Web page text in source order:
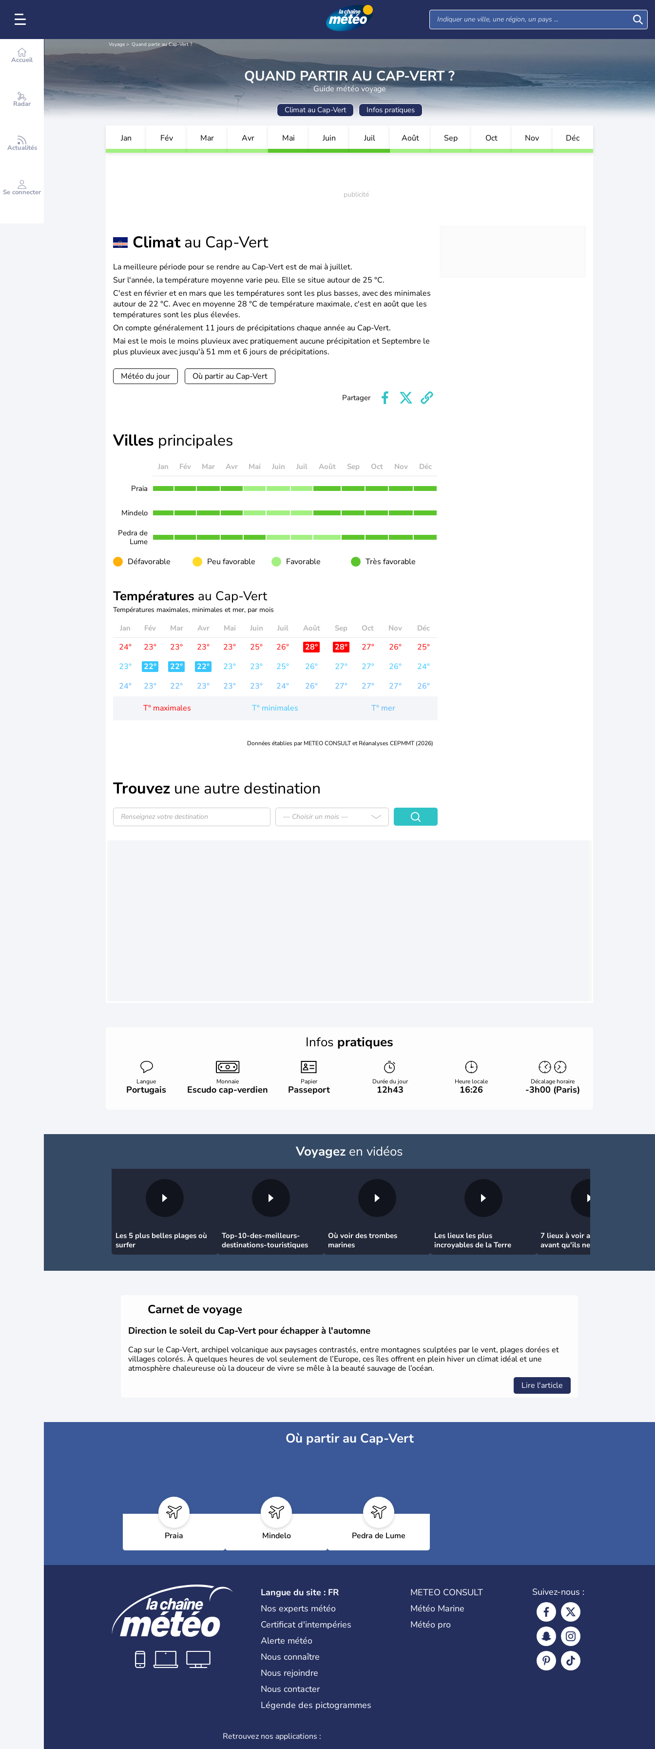
Accueil
Radar
Actualités
Se connecter
Voyage Quand partir au Cap-Vert ?
QUAND PARTIR AU CAP-VERT ?
Guide météo voyage
Climat au Cap-Vert Infos pratiques
Jan Fév Mar Avr Mai Juin Juil Août Sep Oct Nov Déc
Climatau Cap-Vert
La meilleure période pour se rendre au Cap-Vert est de mai à juillet.
Sur l'année, la température moyenne varie peu. Elle se situe autour de 25 °C.
C'est en février et en mars que les températures sont les plus basses, avec des minimales
autour de 22 °C. Avec en moyenne 28 °C de température maximale, c'est en août que les
températures sont les plus élevées.
On compte généralement 11 jours de précipitations chaque année au Cap-Vert.
Mai est le mois le moins pluvieux avec pratiquement aucune précipitation et Septembre le
plus pluvieux avec jusqu'à 51 mm et 6 jours de précipitations.
Météo du jour Où partir au Cap-Vert
Partager
Villes principales
Jan Fév Mar Avr Mai Juin Juil Août Sep Oct Nov Déc
Praia
Mindelo
Pedra de
Lume
Défavorable Peu favorable Favorable Très favorable
Températures au Cap-Vert
Températures maximales, minimales et mer, par mois
Jan Fév Mar Avr Mai Juin Juil Août Sep Oct Nov Déc
24° 23° 23° 23° 23° 25° 26° 28° 28° 27° 26°
25°
23°
22° 22° 22° 23° 23° 25° 26° 27° 27° 26°
24°
24°
23° 22° 23° 23° 23° 24° 26° 27° 27° 27° 26°
T° maximales T° minimales T° mer
Données établies par METEO CONSULT et Réanalyses CEPMMT (2026)
Trouvez une autre destination
— Choisir un mois —
Infos pratiques
Langue
Portugais
Monnaie
Escudo cap-verdien
Papier
Passeport
Durée du jour
12h43
Heure locale
16:26
Décalage horaire
-3h00 (Paris)
Voyagez en vidéos
Les 5 plus belles plages où
surfer
Top-10-des-meilleurs-
destinations-touristiques
Où voir des trombes
marines
Les lieux les plus
incroyables de la Terre
7 lieux à voir absolument
avant qu'ils ne disparaissent
!
Carnet de voyage
Direction le soleil du Cap-Vert pour échapper à l'automne
Cap sur le Cap-Vert, archipel volcanique aux paysages contrastés, entre montagnes sculptées par le vent, plages dorées et
villages colorés. À quelques heures de vol seulement de l’Europe, ces îles offrent en plein hiver un climat idéal et une
atmosphère chaleureuse où la douceur de vivre se mêle à la beauté sauvage de l’océan.
Lire l'article
Où partir au Cap-Vert
Praia Mindelo Pedra de Lume
Langue du site : FR
Nos experts météo
Certificat d'intempéries
Alerte météo
Nous connaître
Nous rejoindre
Nous contacter
Légende des pictogrammes
METEO CONSULT
Météo Marine
Météo pro
Suivez-nous :
Retrouvez nos applications :